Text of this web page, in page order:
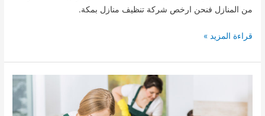
من المنازل فنحن ارخص شركة تنظيف منازل بمكة.
شركة
منازل
قراءة المزيد »